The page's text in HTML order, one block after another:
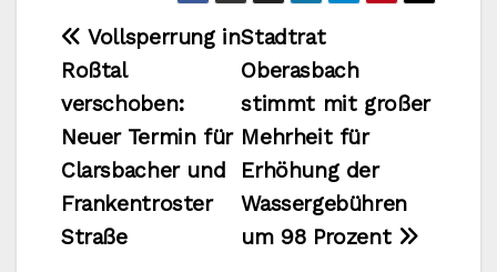
Beitragsnavigation
Stadtrat
Oberasbach
stimmt mit großer
Mehrheit für
Erhöhung der
Wassergebühren
um 98 Prozent
Vollsperrung in
Roßtal
verschoben:
Neuer Termin für
Clarsbacher und
Frankentroster
Straße